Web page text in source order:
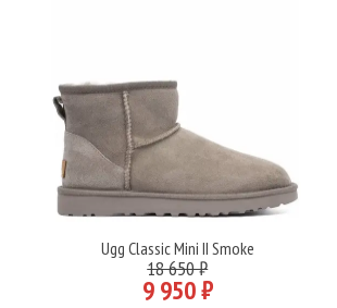
Подробнее
Ugg Classic Mini II Smoke
18 650 ₽
9 950 ₽